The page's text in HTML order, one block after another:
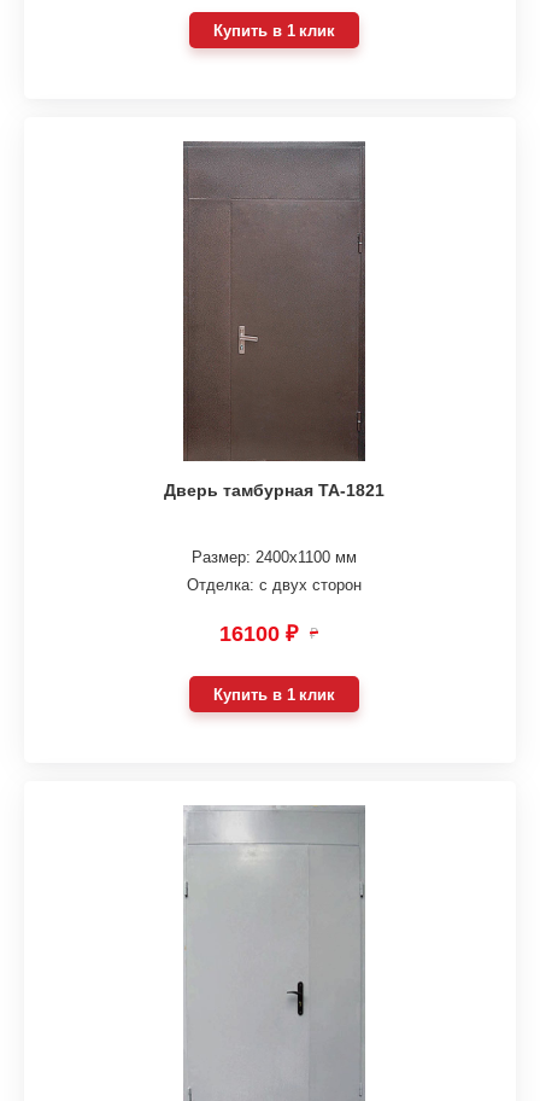
Купить в 1 клик
Дверь тамбурная ТА-1821
Размер: 2400х1100 мм
Отделка: с двух сторон
16100 ₽ ₽
Купить в 1 клик